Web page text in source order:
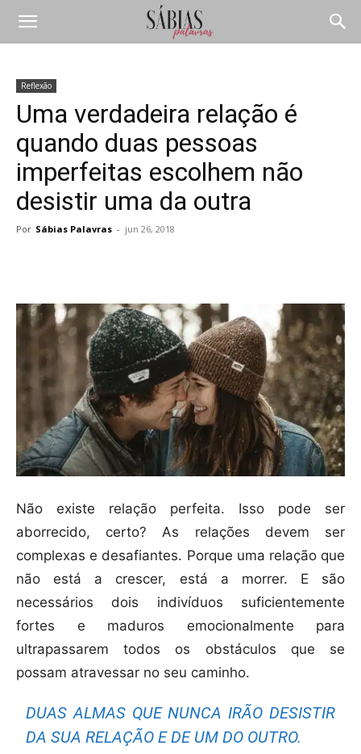
Reflexão
Uma verdadeira relação é
quando duas pessoas
imperfeitas escolhem não
desistir uma da outra
Por Sábias Palavras - jun 26, 2018
Não existe relação perfeita. Isso pode ser
aborrecido, certo? As relações devem ser
complexas e desafiantes. Porque uma relação que
não está a crescer, está a morrer. E são
necessários dois indivíduos suficientemente
fortes e maduros emocionalmente para
ultrapassarem todos os obstáculos que se
possam atravessar no seu caminho.
DUAS ALMAS QUE NUNCA IRÃO DESISTIR
DA SUA RELAÇÃO E DE UM DO OUTRO.